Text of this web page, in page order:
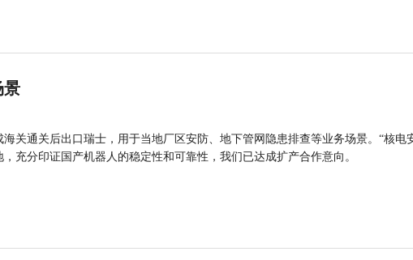
景
关通关后出口瑞士，用于当地厂区安防、地下管网隐患排查等业务场景。“核电
充分印证国产机器人的稳定性和可靠性，我们已达成扩产合作意向。